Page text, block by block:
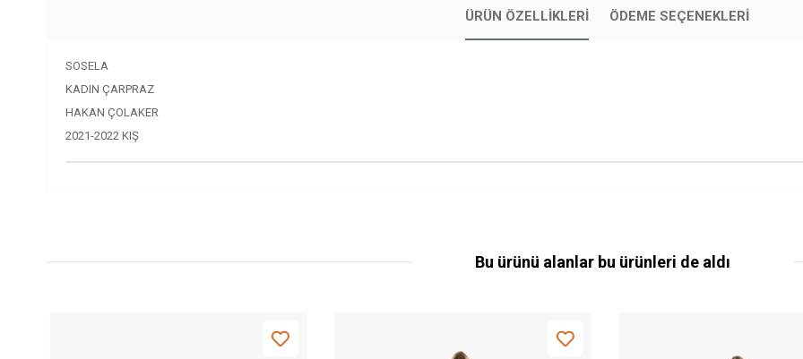
ÜRÜN ÖZELLIKLERI ÖDEME SEÇENEKLERI
SOSELA
KADIN ÇARPRAZ
HAKAN ÇOLAKER
2021-2022 KIŞ
Bu ürünü alanlar bu ürünleri de aldı